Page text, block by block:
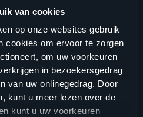
van cookies
op onze websites gebruik
cookies om ervoor te zorgen
om uw voorkeuren
in bezoekersgedrag
van uw onlinegedrag. Door
kunt u meer lezen over de
kunt u uw voorkeuren